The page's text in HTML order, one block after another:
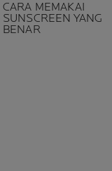
CARA MEMAKAI
SUNSCREEN YANG
BENAR